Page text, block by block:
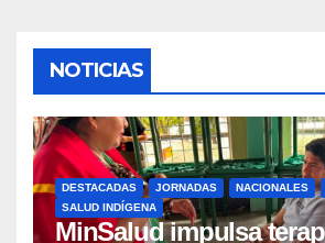
NOTICIAS
DESTACADAS JORNADAS NACIONALES
SALUD INDÍGENA
MinSalud impulsa